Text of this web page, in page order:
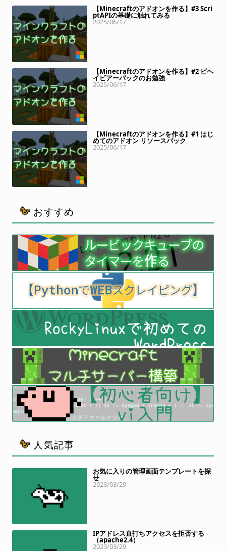
【Minecraftのアドオンを作る】#3 Scri
ptAPIの基礎に触れてみる
2025/06/17
【Minecraftのアドオンを作る】#2 ビヘ
イビアーパックのお勉強
2025/06/17
【Minecraftのアドオンを作る】#1 はじ
めてのアドオン リソースパック
2025/06/17
おすすめ
人気記事
お気に入りの管理画面テンプレートを探
せ
2023/03/29
IPアドレス直打ちアクセスを拒否する
（apache2.4）
2023/03/29